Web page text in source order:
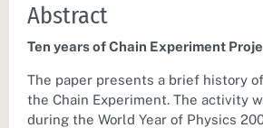
Abstract
Ten years of Chain Experiment
The paper presents a brief history
the Chain Experiment. The activity
during the World Year of Physics